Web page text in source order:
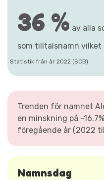
36 % av alla
som tilltalsnamn vilket
Statistik från år 2022 (SCB)
Trenden för namnet
en minskning på -
föregående år (2022
Namnsdag